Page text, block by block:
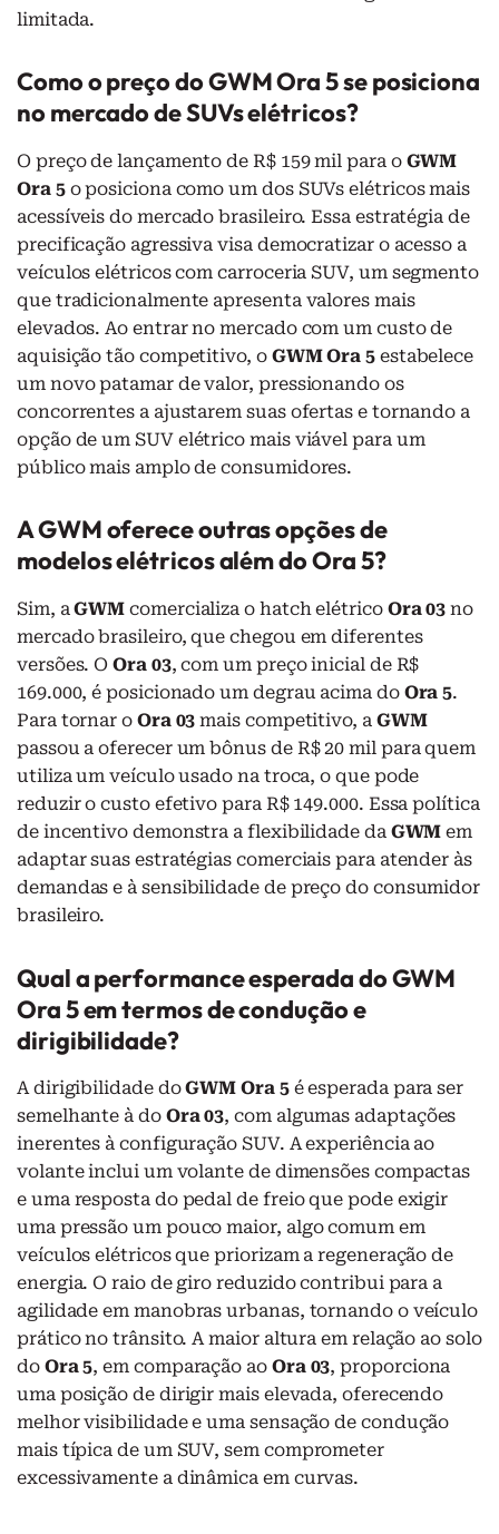
limitada.
Como o preço do GWM Ora 5 se posiciona
no mercado de SUVs elétricos?
O preço de lançamento de R$ 159 mil para o GWM
Ora 5o posiciona como um dos SUVs elétricos mais
acessíveis do mercado brasileiro. Essa estratégia de
precificação agressiva visa democratizar o acesso a
veículos elétricos com carroceria SUV, um segmento
que tradicionalmente apresenta valores mais
elevados. Ao entrar no mercado com um custo de
aquisição tão competitivo, o GWM Ora 5estabelece
um novo patamar de valor, pressionando os
concorrentes a ajustarem suas ofertas e tornando a
opção de um SUV elétrico mais viável para um
público mais amplo de consumidores.
A GWM oferece outras opções de
modelos elétricos além do Ora 5?
Sim, aGWM comercializa o hatch elétrico Ora 03 no
mercado brasileiro, que chegou em diferentes
versões. OOra 03, com um preço inicial de R$
169.000, é posicionado um degrau acima do Ora 5.
Para tornar o Ora 03 mais competitivo, a GWM
passou a oferecer um bônus de R$ 20 mil para quem
utiliza um veículo usado na troca, o que pode
reduzir o custo efetivo para R$ 149.000. Essa política
de incentivo demonstra a flexibilidade da GWM em
adaptar suas estratégias comerciais para atender às
demandas e à sensibilidade de preço do consumidor
brasileiro.
Qual a performance esperada do GWM
Ora 5 em termos de condução e
dirigibilidade?
A dirigibilidade doGWM Ora 5é esperada para ser
semelhante à do Ora 03, com algumas adaptações
inerentes à configuração SUV. A experiência ao
volante inclui um volante de dimensões compactas
e uma resposta do pedal de freio que pode exigir
uma pressão um pouco maior, algo comum em
veículos elétricos que priorizam a regeneração de
energia. O raio de giro reduzido contribui para a
agilidade em manobras urbanas, tornando o veículo
prático no trânsito. A maior altura em relação ao solo
do Ora 5, em comparação ao Ora 03, proporciona
uma posição de dirigir mais elevada, oferecendo
melhor visibilidade e uma sensação de condução
mais típica de um SUV, sem comprometer
excessivamente a dinâmica em curvas.